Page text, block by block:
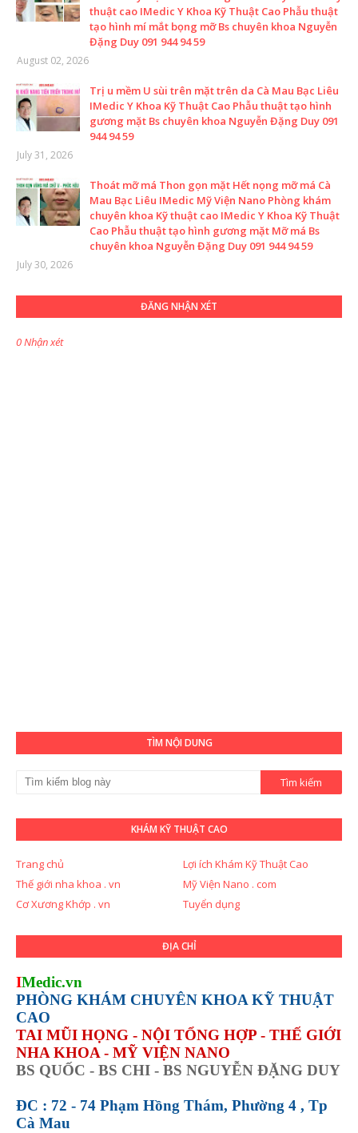
thuật cao IMedic Y Khoa Kỹ Thuật Cao Phẫu thuật
tạo hình mí mắt bọng mỡ Bs chuyên khoa Nguyễn
Đặng Duy 091 944 94 59
August 02, 2026
Trị u mềm U sùi trên mặt trên da Cà Mau Bạc Liêu
IMedic Y Khoa Kỹ Thuật Cao Phẫu thuật tạo hình
gương mặt Bs chuyên khoa Nguyễn Đặng Duy 091
944 94 59
July 31, 2026
Thoát mỡ má Thon gọn mặt Hết nọng mỡ má Cà
Mau Bạc Liêu IMedic Mỹ Viện Nano Phòng khám
chuyên khoa Kỹ thuật cao IMedic Y Khoa Kỹ Thuật
Cao Phẫu thuật tạo hình gương mặt Mỡ má Bs
chuyên khoa Nguyễn Đặng Duy 091 944 94 59
July 30, 2026
ĐĂNG NHẬN XÉT
0 Nhận xét
TÌM NỘI DUNG
KHÁM KỸ THUẬT CAO
Trang chủ
Lợi ích Khám Kỹ Thuật Cao
Thế giới nha khoa . vn
Mỹ Viện Nano . com
Cơ Xương Khớp . vn
Tuyển dụng
ĐỊA CHỈ
IMedic.vn
PHÒNG KHÁM CHUYÊN KHOA KỸ THUẬT
CAO
TAI MŨI HỌNG - NỘI TỔNG HỢP - THẾ GIỚI
NHA KHOA - MỸ VIỆN NANO
BS QUỐC - BS CHI - BS NGUYỄN ĐẶNG DUY
ĐC : 72 - 74 Phạm Hồng Thám, Phường 4 , Tp
Cà Mau